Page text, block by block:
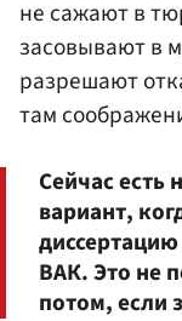
не сажают в
засовывают в
разрешают
там
Сейчас
вариант,
ВАК. Это не
потом, если